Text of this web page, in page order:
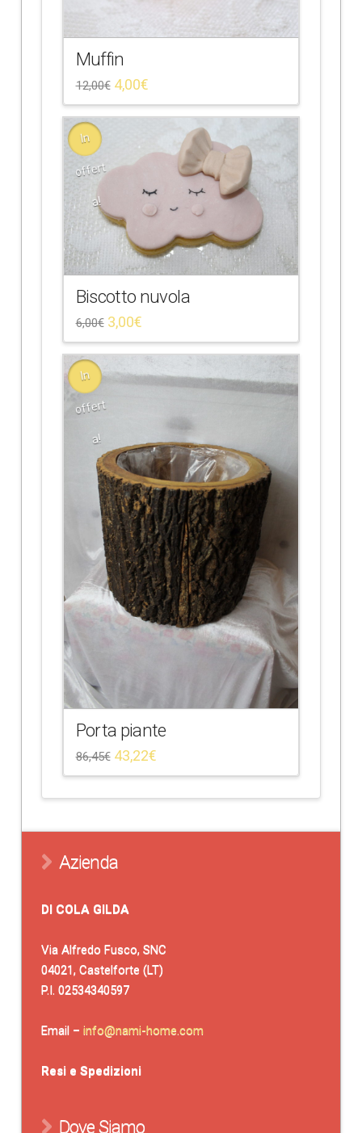
Muffin
12,00€ 4,00€
In
offert
a!
Biscotto nuvola
6,00€ 3,00€
In
offert
a!
Porta piante
86,45€ 43,22€
Azienda
DI COLA GILDA
Via Alfredo Fusco, SNC
04021, Castelforte (LT)
P.I. 02534340597
Email – info@nami-home.com
Resi e Spedizioni
Dove Siamo